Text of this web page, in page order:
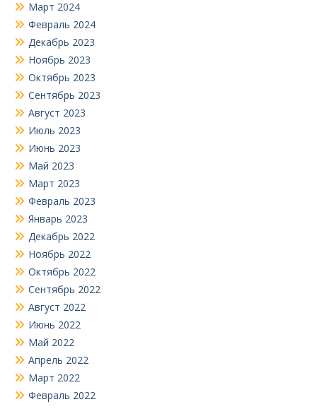
Март 2024
Февраль 2024
Декабрь 2023
Ноябрь 2023
Октябрь 2023
Сентябрь 2023
Август 2023
Июль 2023
Июнь 2023
Май 2023
Март 2023
Февраль 2023
Январь 2023
Декабрь 2022
Ноябрь 2022
Октябрь 2022
Сентябрь 2022
Август 2022
Июнь 2022
Май 2022
Апрель 2022
Март 2022
Февраль 2022